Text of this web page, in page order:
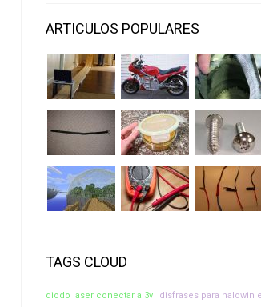
ARTICULOS POPULARES
TAGS CLOUD
diodo laser conectar a 3v disfrases para halowin